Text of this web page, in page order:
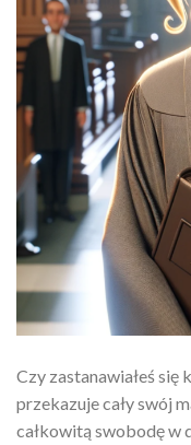
Czy zastanawiałeś się
przekazuje cały swój
całkowitą swobodę w